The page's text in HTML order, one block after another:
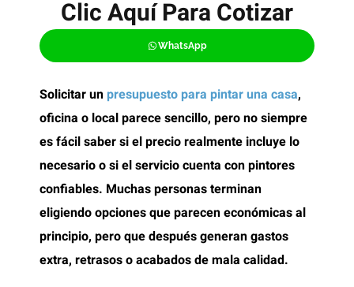
Clic Aquí Para Cotizar​
WhatsApp
Solicitar un presupuesto para pintar una casa,
oficina o local parece sencillo, pero no siempre
es fácil saber si el precio realmente incluye lo
necesario o si el servicio cuenta con pintores
confiables. Muchas personas terminan
eligiendo opciones que parecen económicas al
principio, pero que después generan gastos
extra, retrasos o acabados de mala calidad.